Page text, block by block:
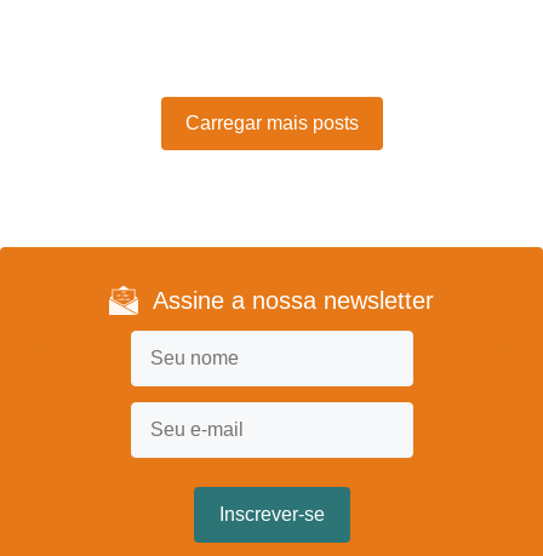
Carregar mais posts
Assine a nossa newsletter